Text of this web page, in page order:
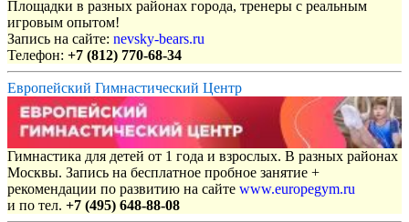
Площадки в разных районах города, тренеры с реальным
игровым опытом!
Запись на сайте: nevsky-bears.ru
Телефон: +7 (812) 770-68-34
Европейский Гимнастический Центр
Гимнастика для детей от 1 года и взрослых. В разных районах
Москвы. Запись на бесплатное пробное занятие +
рекомендации по развитию на сайте www.europegym.ru
и по тел. +7 (495) 648-88-08